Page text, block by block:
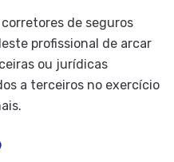
de seguros
profissional de arcar
ou jurídicas
a terceiros no exercício